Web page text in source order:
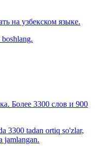
на узбекском языке.
Более 3300 слов и 900
3300 tadan ortiq so'zlar,
jamlangan.